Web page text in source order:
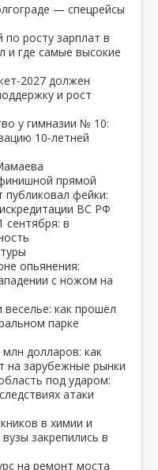
— спецрейсы
по росту зарплат в
и где самые высокие
должен
и рост
у гимназии № 10:
10‑летней
прямой
публиковал фейки:
ВС РФ
сентября: в
опьянения:
с ножом на
веселье: как прошёл
парке
долларов: как
на зарубежные рынки
под ударом:
атаки
в химии и
закрепились в
на ремонт моста